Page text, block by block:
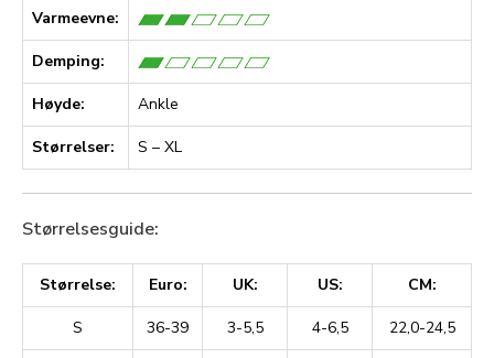
Varmeevne:
Demping:
Høyde: Ankle
Størrelser: S – XL
Størrelsesguide:
Størrelse: Euro: UK: US: CM:
S 36-39 3-5,5 4-6,5 22,0-24,5